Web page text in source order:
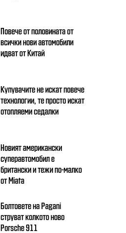
Повече от половината от
всички нови автомобили
идват от Китай
Купувачите не искат повече
технологии, те просто искат
отопляеми седалки
Новият американски
суперавтомобил е
британски и тежи по-малко
от Miata
Болтовете на Pagani
струват колкото ново
Porsche 911